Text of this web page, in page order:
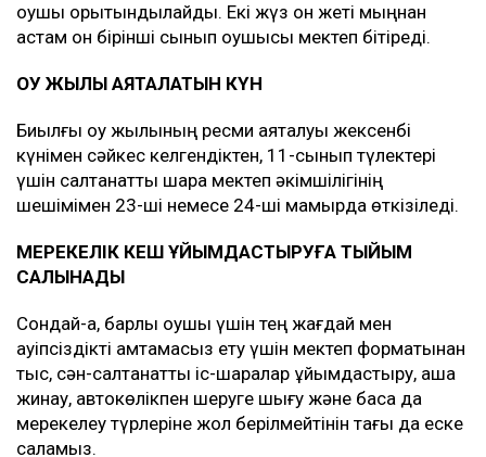
оқушы қорытындылайды. Екі жүз он жеті мыңнан
астам он бірінші сынып оқушысы мектеп бітіреді.
ОҚУ ЖЫЛЫ АЯҚТАЛАТЫН КҮН
Биылғы оқу жылының ресми аяқталуы жексенбі
күнімен сәйкес келгендіктен, 11-сынып түлектері
үшін салтанатты шара мектеп әкімшілігінің
шешімімен 23-ші немесе 24-ші мамырда өткізіледі.
МЕРЕКЕЛІК КЕШ ҰЙЫМДАСТЫРУҒА ТЫЙЫМ
САЛЫНАДЫ
Сондай-ақ, барлық оқушы үшін тең жағдай мен
қауіпсіздікті қамтамасыз ету үшін мектеп форматынан
тыс, сән-салтанатты іс-шаралар ұйымдастыру, ақша
жинау, автокөлікпен шеруге шығу және басқа да
мерекелеу түрлеріне жол берілмейтінін тағы да еске
саламыз.